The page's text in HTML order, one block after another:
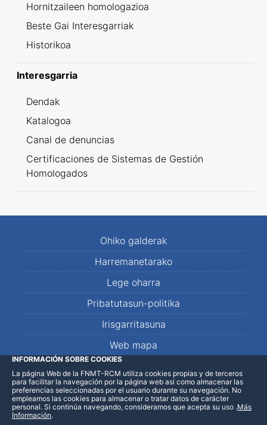
Hornitzaileen homologazioa
Beste Gai Interesgarriak
Historikoa
Interesgarria
Dendak
Katalogoa
Canal de denuncias
Certificaciones de Sistemas de Gestión
Homologados
Ohiko galderak
Harremanetarako
Lege oharra
Pribatutasun-politika
Irisgarritasuna
Web mapa
LinkedInFacebookWhatsApp
INFORMACIÓN SOBRE COOKIES
La página Web de la FNMT-RCM utiliza cookies propias y de terceros
para facilitar la navegación por la página web así como almacenar las
preferencias seleccionadas por el usuario durante su navegación. No
empleamos las cookies para almacenar o tratar datos de carácter
personal. Si continúa navegando, consideramos que acepta su uso .Más
Información.